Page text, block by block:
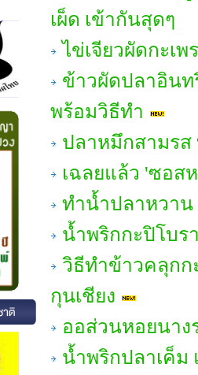
เผ็ด เข้ากันสุดๆ
ไข่เจียวผัดกะเพ
ข้าวผัดปลาอินท
พร้อมวิธีทำ
ปลาหมึกสามรส
เฉลยแล้ว 'ซอส
ทำน้ำปลาหวาน
น้ำพริกกะปิโบร
วิธีทำข้าวคลุก
กุนเชียง
ออส่วนหอยนาง
น้ำพริกปลาเค็ม